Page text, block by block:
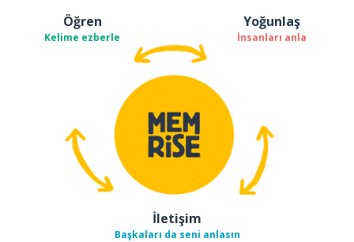
Öğren
Kelime ezberle
Yoğunlaş
İnsanları anla
İletişim
Başkaları da seni anlasın